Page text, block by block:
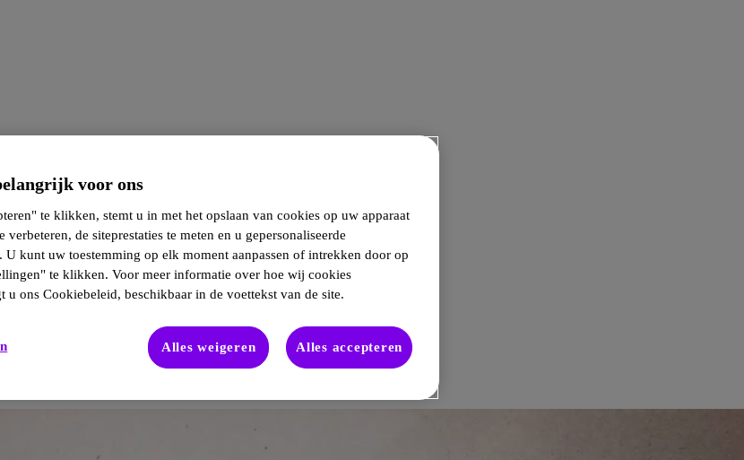
voor ons
te klikken, stemt u in met het opslaan van cookies op uw apparaat
verbeteren, de siteprestaties te meten en u gepersonaliseerde
U kunt uw toestemming op elk moment aanpassen of intrekken door op
te klikken. Voor meer informatie over hoe wij cookies
u ons Cookiebeleid, beschikbaar in de voettekst van de site.
Alles weigeren Alles accepteren